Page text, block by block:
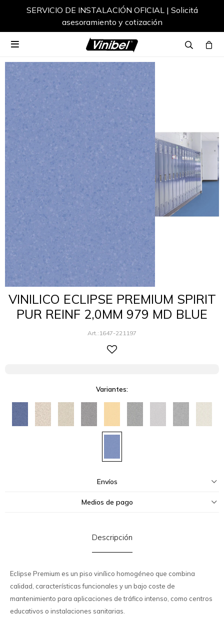
SERVICIO DE INSTALACIÓN OFICIAL | Solicitá
asesoramiento y cotización

VINILICO ECLIPSE PREMIUM SPIRIT
PUR REINF 2,0MM 979 MD BLUE
1647-221197
Variantes:
Envíos
Medios de pago
Descripción
Eclipse Premium es un piso vinílico homogéneo que combina
calidad, características funcionales y un bajo coste de
mantenimiento para aplicaciones de tráfico intenso, como centros
educativos o instalaciones sanitarias.